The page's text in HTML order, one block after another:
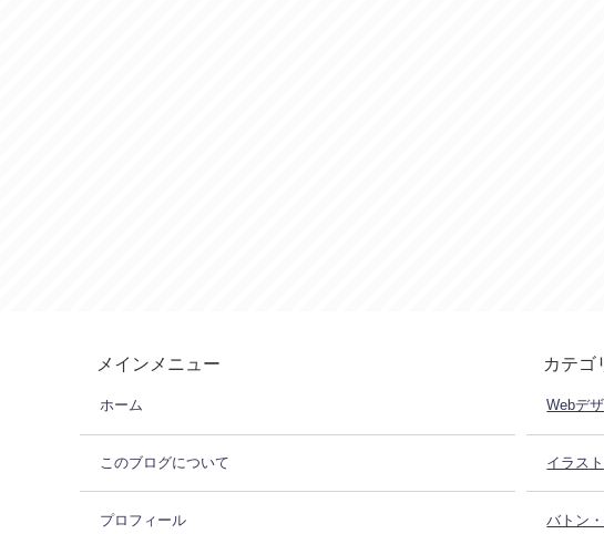
メインメニュー
ホーム
このブログについて
プロフィール
カテゴ
Webデ
イラスト
バトン